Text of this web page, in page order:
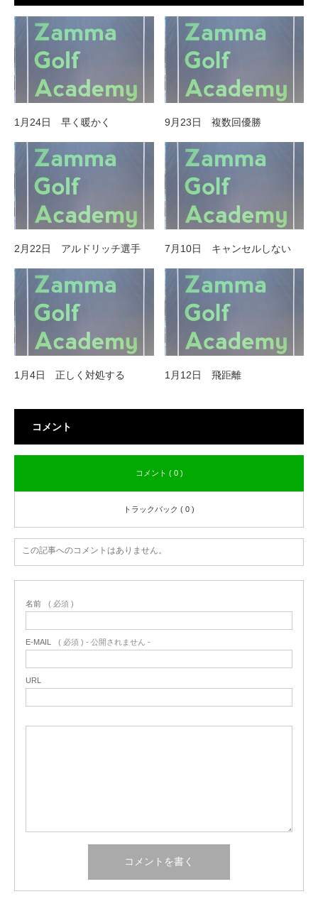
1月24日 早く暖かく 9月23日 複数回優勝
2月22日 アルドリッチ選手 7月10日 キャンセルしない
1月4日 正しく対処する 1月12日 飛距離
コメント
コメント ( 0 )
トラックバック ( 0 )
この記事へのコメントはありません。
名前 ( 必須 )
E-MAIL ( 必須 ) - 公開されません -
URL